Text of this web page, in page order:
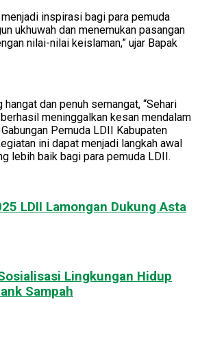
inspirasi bagi para pemuda
ukhuwah dan menemukan pasangan
nilai-nilai keislaman,” ujar Bapak
hangat dan penuh semangat, “Sehari
meninggalkan kesan mendalam
Pemuda LDII Kabupaten
ini dapat menjadi langkah awal
lebih baik bagi para pemuda LDII.
LDII Lamongan Dukung Asta
Lingkungan Hidup
Sampah